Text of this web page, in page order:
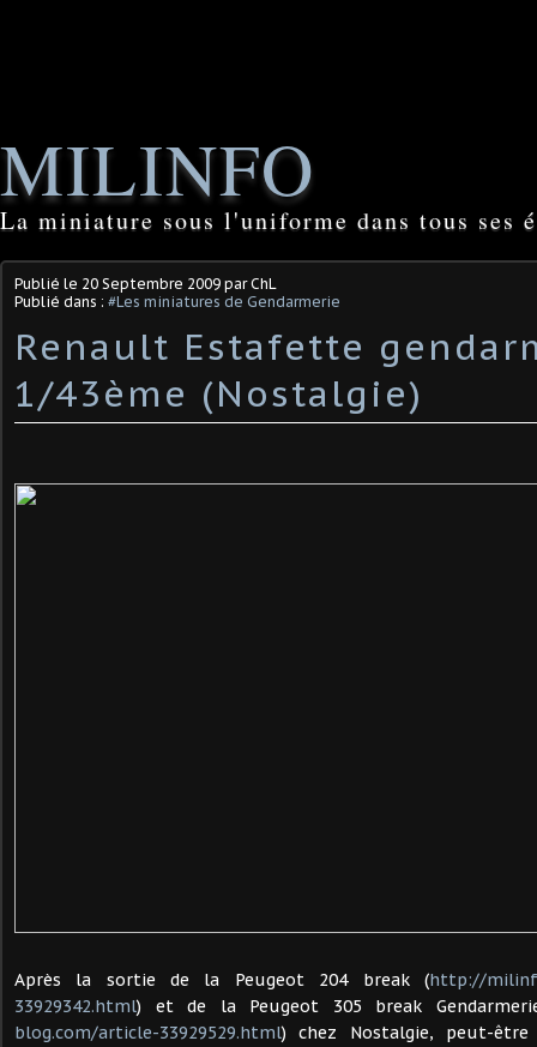
MILINFO
La miniature sous l'uniforme dans tous ses
Publié le 20 Septembre 2009 par ChL
Publié dans : #Les miniatures de Gendarmerie
Renault Estafette
1/43ème (Nostalgie)
Après la sortie de la Peugeot 204 break (http://
33929342.html) et de la Peugeot 305 break
blog.com/article-33929529.html) chez Nostalgie, peut-